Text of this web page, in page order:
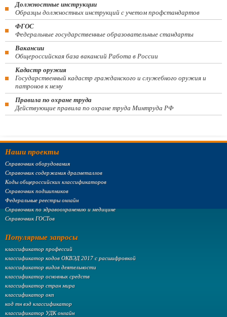
Должностные инструкции
Образцы должностных инструкций с учетом профстандартов
ФГОС
Федеральные государственные образовательные стандарты
Вакансии
Общероссийская база вакансий Работа в России
Кадастр оружия
Государственный кадастр гражданского и служебного оружия и
патронов к нему
Правила по охране труда
Действующие правила по охране труда Минтруда РФ
Наши проекты
Справочник оборудования
Справочник содержания драгметаллов
Коды общероссийских классификаторов
Справочник подшипников
Федеральные реестры онлайн
Справочник по здравоохранению и медицине
Справочник ГОСТов
Популярные запросы
классификатор профессий
классификатор кодов ОКВЭД 2017 с расшифровкой
классификатор видов деятельности
классификатор основных средств
классификатор стран мира
классификатор окп
код тн вэд классификатор
классификатор УДК онлайн